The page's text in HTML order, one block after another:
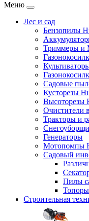
Меню
Лес и сад
Бензопилы
Триммеры и
Садовые
Кусторезы
Высоторезы
Очистители
Тракторы и
Генераторы
Мотопомпы
Садовый
Пилы
Топоры
Строительная